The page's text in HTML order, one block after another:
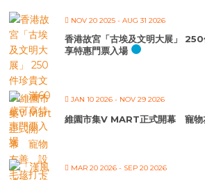
NOV 20 2025 - AUG 31 2026
香港故宮「古埃及文明大展」
享特惠門票入場
JAN 10 2026 - NOV 29 2026
維園市集V MART正式開幕 寵物
MAR 20 2026 - SEP 20 2026